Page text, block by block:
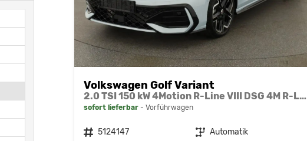
Volkswagen Golf Variant
2.0 TSI 150 kW 4Motion R-Line VIII DSG 4M R-LINE, AHK, easyOpen, LED-Plus, 18-Zoll, 3 J.-Garantie
sofort lieferbar Vorführwagen
Fahrzeugnr. 5124147 Getriebe Automatik